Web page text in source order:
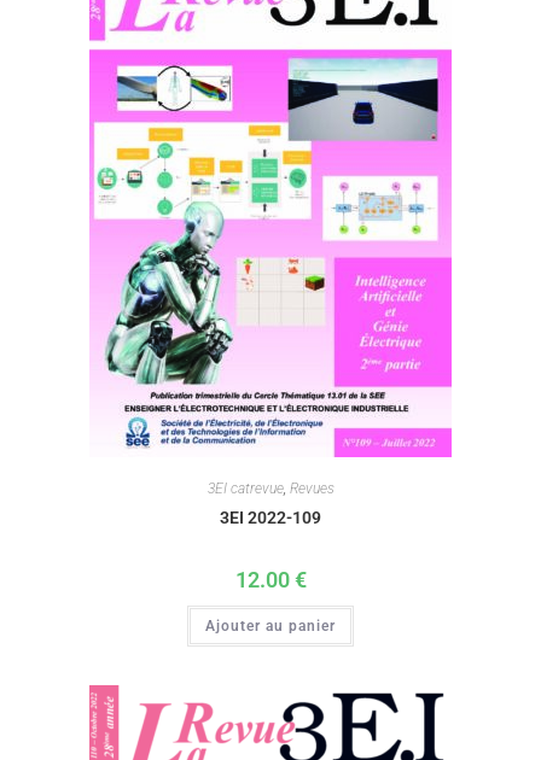
3EI catrevue, Revues
3EI 2022-109
12.00€
Ajouter au panier